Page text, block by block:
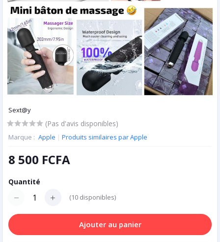
Sext@y
(Pas d'avis disponibles)
Marque : Apple | Produits similaires par Apple
8 500 FCFA
Quantité
(10 disponibles)
Ajouter au panier